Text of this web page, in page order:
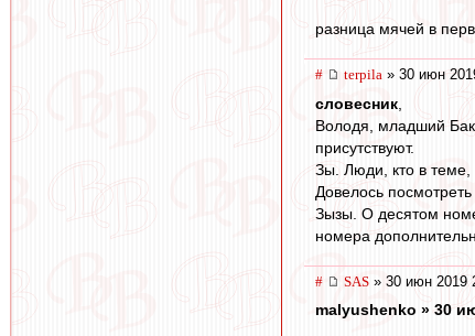
разница мячей в
# terpila » 30 июн
словесник
Володя, младший
присутствуют.
Зы. Люди, кто в теме,
Довелось
Зызы. О десятом
номера
# SAS » 30 июн 2019
malyushenko » 30